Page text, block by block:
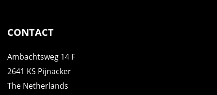
CONTACT
Ambachtsweg 14 F
2641 KS Pijnacker
The Netherlands